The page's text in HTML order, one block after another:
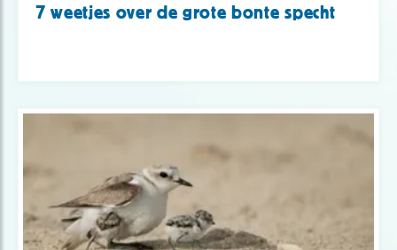
7 weetjes over de grote bonte specht